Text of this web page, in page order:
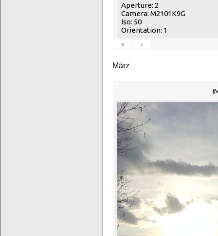
Aperture: 2
Camera: M2101K9G
Iso: 50
Orientation: 1
«
‹
März